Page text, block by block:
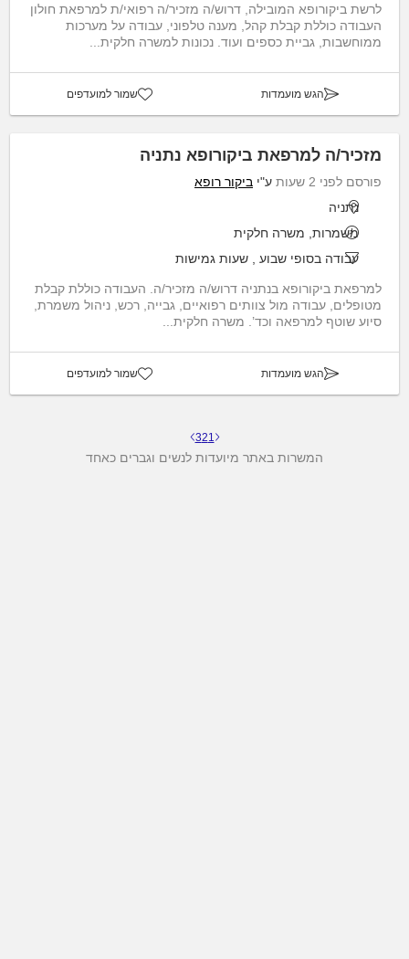
לרשת ביקורופא המובילה, דרוש/ה מזכיר/ה רפואי/ת למרפאת חולון
העבודה כוללת קבלת קהל, מענה טלפוני, עבודה על מערכות
ממוחשבות, גביית כספים ועוד. נכונות למשרה חלקית...
הגש מועמדות שמור למועדפים
מזכיר/ה למרפאת ביקורופא נתניה
פורסם לפני 2 שעות ע"י ביקור רופא
נתניה
משמרות, משרה חלקית
עבודה בסופי שבוע
שעות גמישות
למרפאת ביקורופא בנתניה דרוש/ה מזכיר/ה. העבודה כוללת קבלת
מטופלים, עבודה מול צוותים רפואיים, גבייה, רכש, ניהול משמרת,
סיוע שוטף למרפאה וכד’. משרה חלקית...
הגש מועמדות שמור למועדפים
1
2
3
המשרות באתר מיועדות לנשים וגברים כאחד